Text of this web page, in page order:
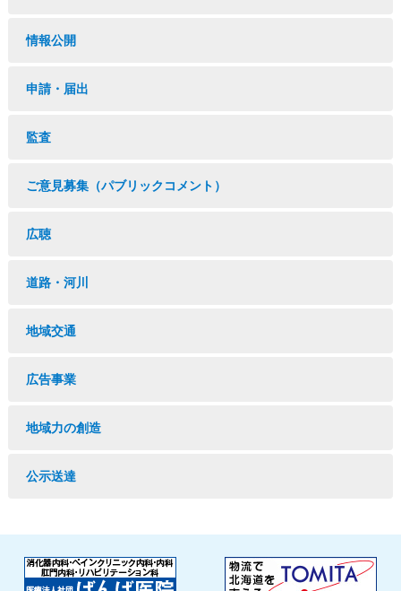
情報公開
申請・届出
監査
ご意見募集（パブリックコメント）
広聴
道路・河川
地域交通
広告事業
地域力の創造
公示送達